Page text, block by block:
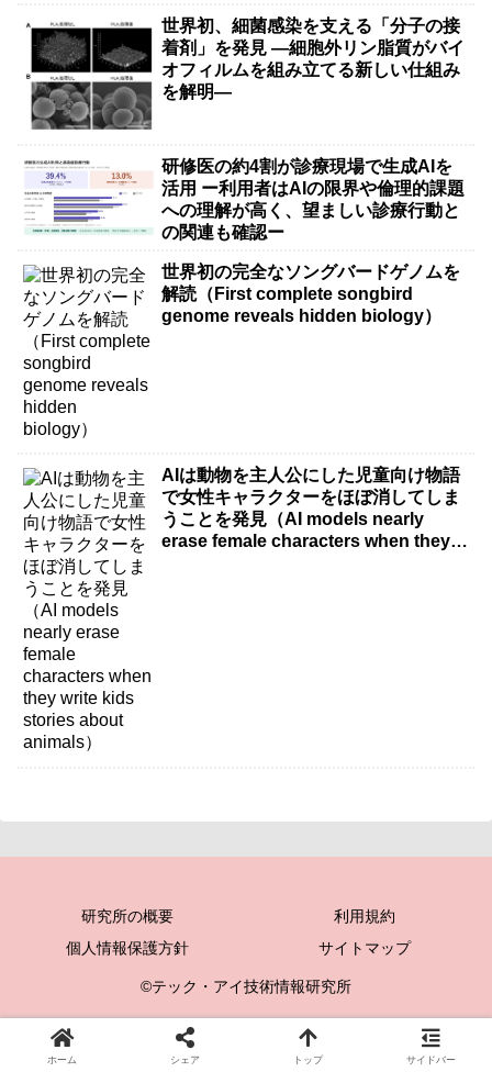
世界初、細菌感染を支える「分子の接
着剤」を発見 ―細胞外リン脂質がバイ
オフィルムを組み立てる新しい仕組み
を解明―
研修医の約4割が診療現場で生成AIを
活用 ー利用者はAIの限界や倫理的課題
への理解が高く、望ましい診療行動と
の関連も確認ー
世界初の完全なソングバードゲノムを
解読（First complete songbird
genome reveals hidden biology）
AIは動物を主人公にした児童向け物語
で女性キャラクターをほぼ消してしま
うことを発見（AI models nearly
erase female characters when they
研究所の概要
利用規約
個人情報保護方針
サイトマップ
©テック・アイ技術情報研究所
ホーム シェア トップ サイドバー